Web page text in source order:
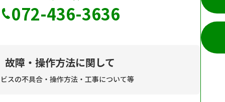
072-436-3636
故障・操作方法に関して
スの不具合・操作方法・工事について等